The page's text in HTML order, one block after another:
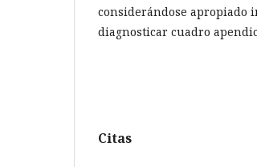
considerándose apropiado
diagnosticar cuadro
Citas